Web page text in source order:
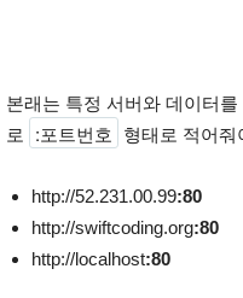
본래는 특정 서버와 데이터
로 :포트번호 형태로 적어
http://52.231.00.99:80
http://swiftcoding.org:80
http://localhost:80